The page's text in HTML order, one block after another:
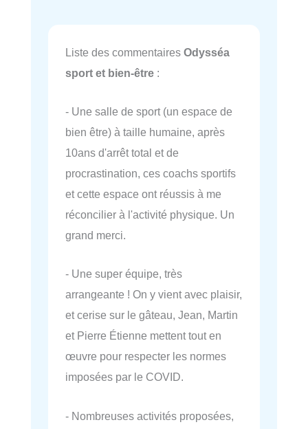
Liste des commentaires Odysséa
sport et bien-être :
- Une salle de sport (un espace de
bien être) à taille humaine, après
10ans d'arrêt total et de
procrastination, ces coachs sportifs
et cette espace ont réussis à me
réconcilier à l'activité physique. Un
grand merci.
- Une super équipe, très
arrangeante ! On y vient avec plaisir,
et cerise sur le gâteau, Jean, Martin
et Pierre Étienne mettent tout en
œuvre pour respecter les normes
imposées par le COVID.
- Nombreuses activités proposées,